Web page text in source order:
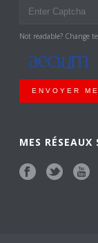
Not readable? Change
ENVOYER
MES RÉSEAUX